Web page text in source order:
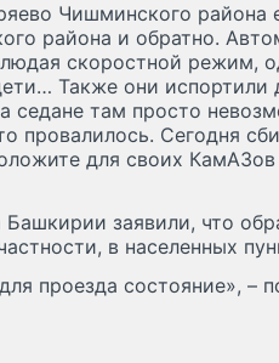
Чишминского района
района и обратно.
скоростной режим,
Также они
седане там просто
Сегодня
для своих
заявили, что
в населенных
проезда состояние», –